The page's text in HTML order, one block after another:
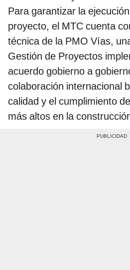
Para garantizar la
proyecto, el MTC cuenta
técnica de la PMO Vías,
Gestión de Proyectos
acuerdo gobierno a
colaboración internacional
calidad y el cumplimiento
más altos en la